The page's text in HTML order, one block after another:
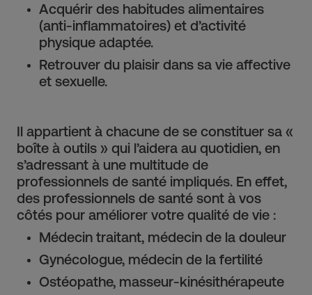
Acquérir des habitudes alimentaires
(anti-inflammatoires) et d’activité
physique adaptée.
Retrouver du plaisir dans sa vie affective
et sexuelle.
Il appartient à chacune de se constituer sa «
boîte à outils » qui l’aidera au quotidien, en
s’adressant à une multitude de
professionnels de santé impliqués. En effet,
des professionnels de santé sont à vos
côtés pour améliorer votre qualité de vie :
Médecin traitant, médecin de la douleur
Gynécologue, médecin de la fertilité
Ostéopathe, masseur-kinésithérapeute